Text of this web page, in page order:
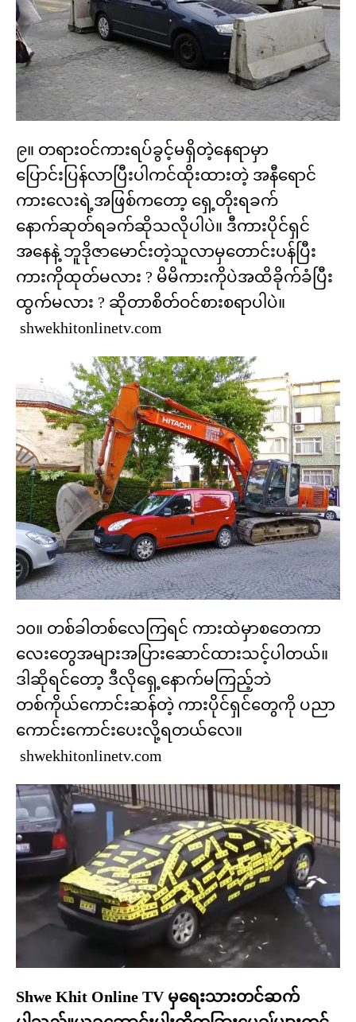
၉။ တရားဝင်ကားရပ်ခွင့်မရှိတဲ့နေရာမှာ
ပြောင်းပြန်လာပြီးပါကင်ထိုးထားတဲ့ အနီရောင်
ကားလေးရဲ့အဖြစ်ကတော့ ရှေ့တိုးရခက်
နောက်ဆုတ်ရခက်ဆိုသလိုပါပဲ။ ဒီကားပိုင်ရှင်
အနေနဲ့ ဘူဒိုဇာမောင်းတဲ့သူလာမှတောင်းပန်ပြီး
ကားကိုထုတ်မလား ? မိမိကားကိုပဲအထိခိုက်ခံပြီး
ထွက်မလား ? ဆိုတာစိတ်ဝင်စားစရာပါပဲ။
shwekhitonlinetv.com
၁၀။ တစ်ခါတစ်လေကြရင် ကားထဲမှာစတေကာ
လေးတွေအများအပြားဆောင်ထားသင့်ပါတယ်။
ဒါဆိုရင်တော့ ဒီလိုရှေ့နောက်မကြည့်ဘဲ
တစ်ကိုယ်ကောင်းဆန်တဲ့ ကားပိုင်ရှင်တွေကို ပညာ
ကောင်းကောင်းပေးလို့ရတယ်လေ။
shwekhitonlinetv.com
Shwe Khit Online TV မှရေးသားတင်ဆက်